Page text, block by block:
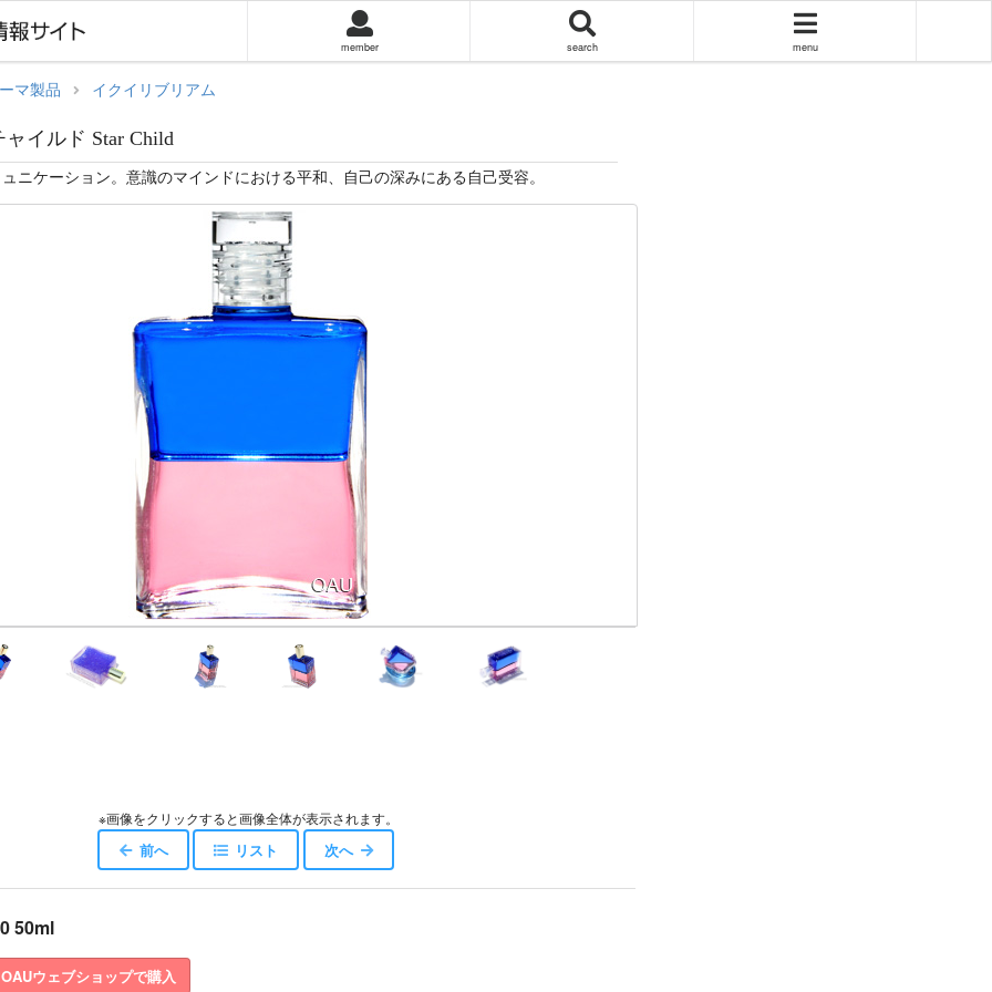
member search menu
マ製品 イクイリブリアム
イルド Star Child
ニケーション。意識のマインドにおける平和、自己の深みにある自己受容。
※画像をクリックすると画像全体が表示されます。
前へ リスト 次へ
50ml
OAUウェブショップで購入